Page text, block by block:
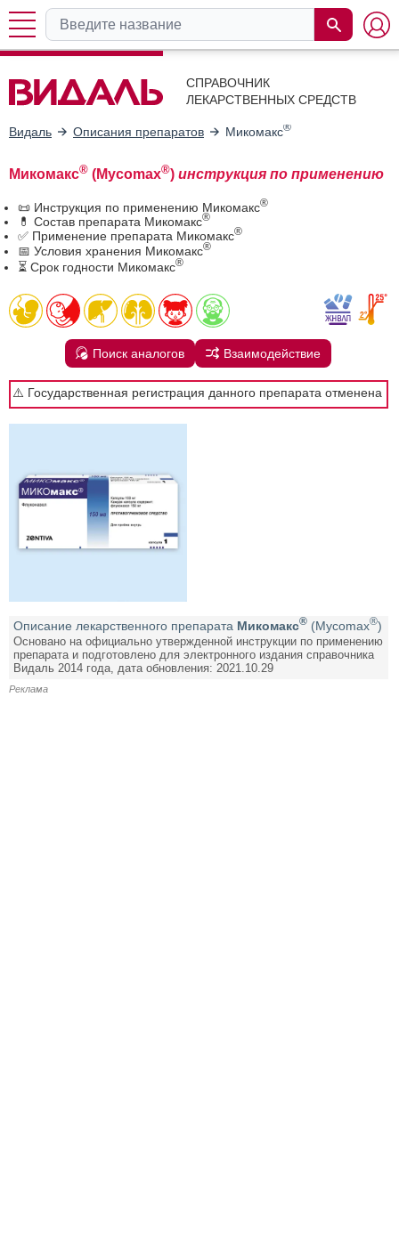
СПРАВОЧНИК
ЛЕКАРСТВЕННЫХ СРЕДСТВ
Видаль Описания препаратов Микомакс®
Микомакс® (Mycomax®) инструкция по применению
📜 Инструкция по применению Микомакс®
💊 Состав препарата Микомакс®
✅ Применение препарата Микомакс®
📅 Условия хранения Микомакс®
⏳ Срок годности Микомакс®
Поиск аналогов Взаимодействие
⚠️ Государственная регистрация данного препарата отменена
Описание лекарственного препарата Микомакс® (Mycomax®)
Основано на официально утвержденной инструкции по применению
препарата и подготовлено для электронного издания справочника
Видаль 2014 года, дата обновления: 2021.10.29
Реклама